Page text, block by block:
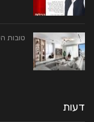
טובות
דעות